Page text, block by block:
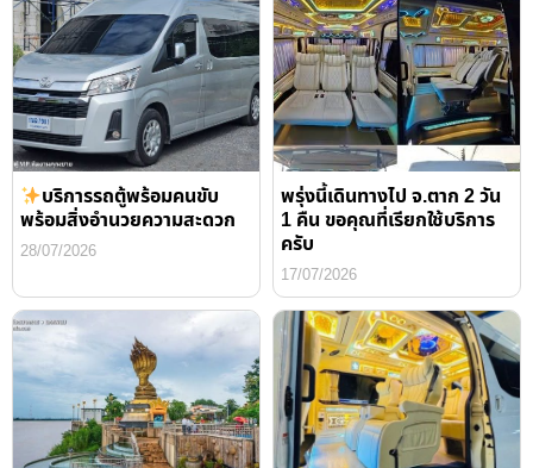
บริการรถตู้พร้อมคนขับ
พร้อมสิ่งอำนวยความสะดวก
28/07/2026
พรุ่งนี้เดินทางไป จ.ตาก 2 วัน
1 คืน ขอคุณที่เรียกใช้บริการ
ครับ
17/07/2026